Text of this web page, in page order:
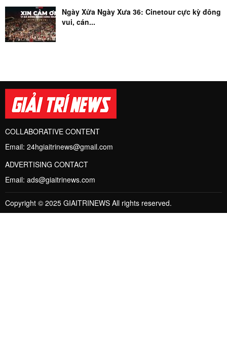
Ngày Xửa Ngày Xưa 36: Cinetour cực kỳ đông
vui, cán...
COLLABORATIVE CONTENT
Email: 24hgiaitrinews@gmail.com
ADVERTISING CONTACT
Email: ads@giaitrinews.com
Copyright © 2025 GIAITRINEWS All rights reserved.